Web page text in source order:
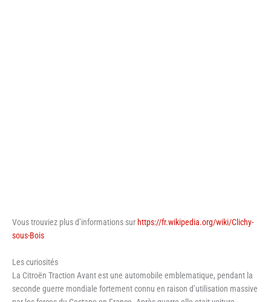
Vous trouviez plus d’informations sur https://fr.wikipedia.org/wiki/Clichy-
sous-Bois
Les curiosités
La Citroën Traction Avant est une automobile emblematique, pendant la
seconde guerre mondiale fortement connu en raison d’utilisation massive